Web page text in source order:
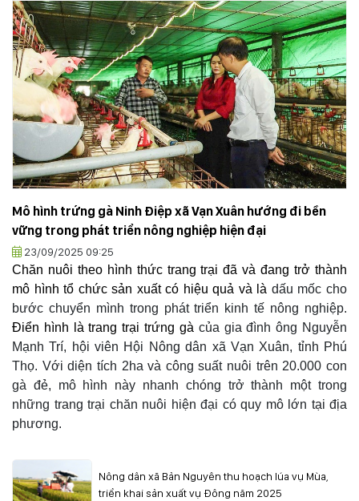
Mô hình trứng gà Ninh Điệp xã Vạn Xuân hướng đi bền
vững trong phát triển nông nghiệp hiện đại
23/09/2025 09:25
Chăn nuôi theo hình thức trang trại đã và đang trở thành
mô hình tổ chức sản xuất có hiệu quả và là dấu mốc cho
bước chuyển mình trong phát triển kinh tế nông nghiệp.
Điển hình là trang trại trứng gà của gia đình ông Nguyễn
Mạnh Trí, hội viên Hội Nông dân xã Vạn Xuân, tỉnh Phú
Thọ. Với diện tích 2ha và công suất nuôi trên 20.000 con
gà đẻ, mô hình này nhanh chóng trở thành một trong
những trang trại chăn nuôi hiện đại có quy mô lớn tại địa
phương.
Nông dân xã Bản Nguyên thu hoạch lúa vụ Mùa,
triển khai sản xuất vụ Đông năm 2025